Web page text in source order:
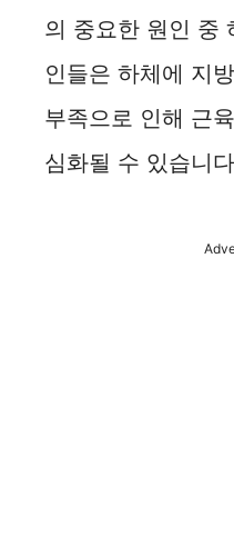
의 중요한 원인 중
인들은 하체에 지
부족으로 인해 근
심화될 수 있습니